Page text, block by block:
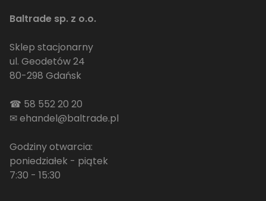
Baltrade sp. z o.o.
Sklep stacjonarny
ul. Geodetów 24
80-298 Gdańsk
☎ 58 552 20 20
✉ehandel@baltrade.pl
Godziny otwarcia:
poniedziałek - piątek
7:30 - 15:30